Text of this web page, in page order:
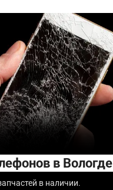
в Вологде
в наличии.